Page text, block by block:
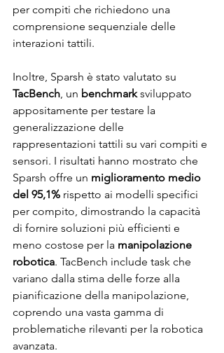
per compiti che richiedono una
comprensione sequenziale delle
interazioni tattili.
Inoltre, Sparsh è stato valutato su
TacBench , un benchmark sviluppato
appositamente per testare la
generalizzazione delle
rappresentazioni tattili su vari compiti e
sensori. I risultati hanno mostrato che
Sparsh offre un miglioramento medio
del 95,1% rispetto ai modelli specifici
per compito, dimostrando la capacità
di fornire soluzioni più efficienti e
meno costose per la manipolazione
robotica. TacBench include task che
variano dalla stima delle forze alla
pianificazione della manipolazione,
coprendo una vasta gamma di
problematiche rilevanti per la robotica
avanzata.